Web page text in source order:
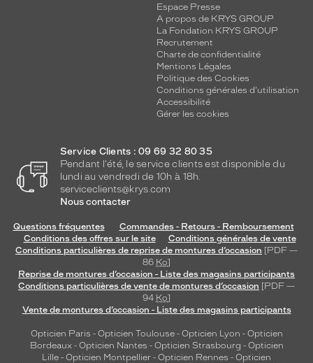
Espace Presse
A propos de KRYS GROUP
La Fondation KRYS GROUP
Recrutement
Charte de confidentialité
Mentions Légales
Politique des Cookies
Conditions générales d'utilisation
Accessibilité
Gérer les cookies
Service Clients : 09 69 32 80 35
Pendant l'été, le service clients est disponible du
lundi au vendredi de 10h à 18h.
serviceclients@krys.com
Nous contacter
Questions fréquentes
Commandes - Retours - Remboursement
Conditions des offres sur le site
Conditions générales de vente
Conditions particulières de reprise de montures d’occasion [PDF —
86 Ko]
Reprise de montures d’occasion - Liste des magasins participants
Conditions particulières de vente de montures d’occasion [PDF —
94 Ko]
Vente de montures d’occasion - Liste des magasins participants
Opticien Paris - Opticien Toulouse- Opticien Lyon - Opticien
Bordeaux- Opticien Nantes - Opticien Strasbourg - Opticien
Lille - Opticien Montpellier - Opticien Rennes - Opticien